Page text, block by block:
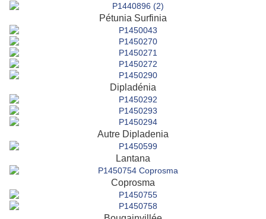
Pétunia Surfinia
Dipladénia
Autre Dipladenia
Lantana
Coprosma